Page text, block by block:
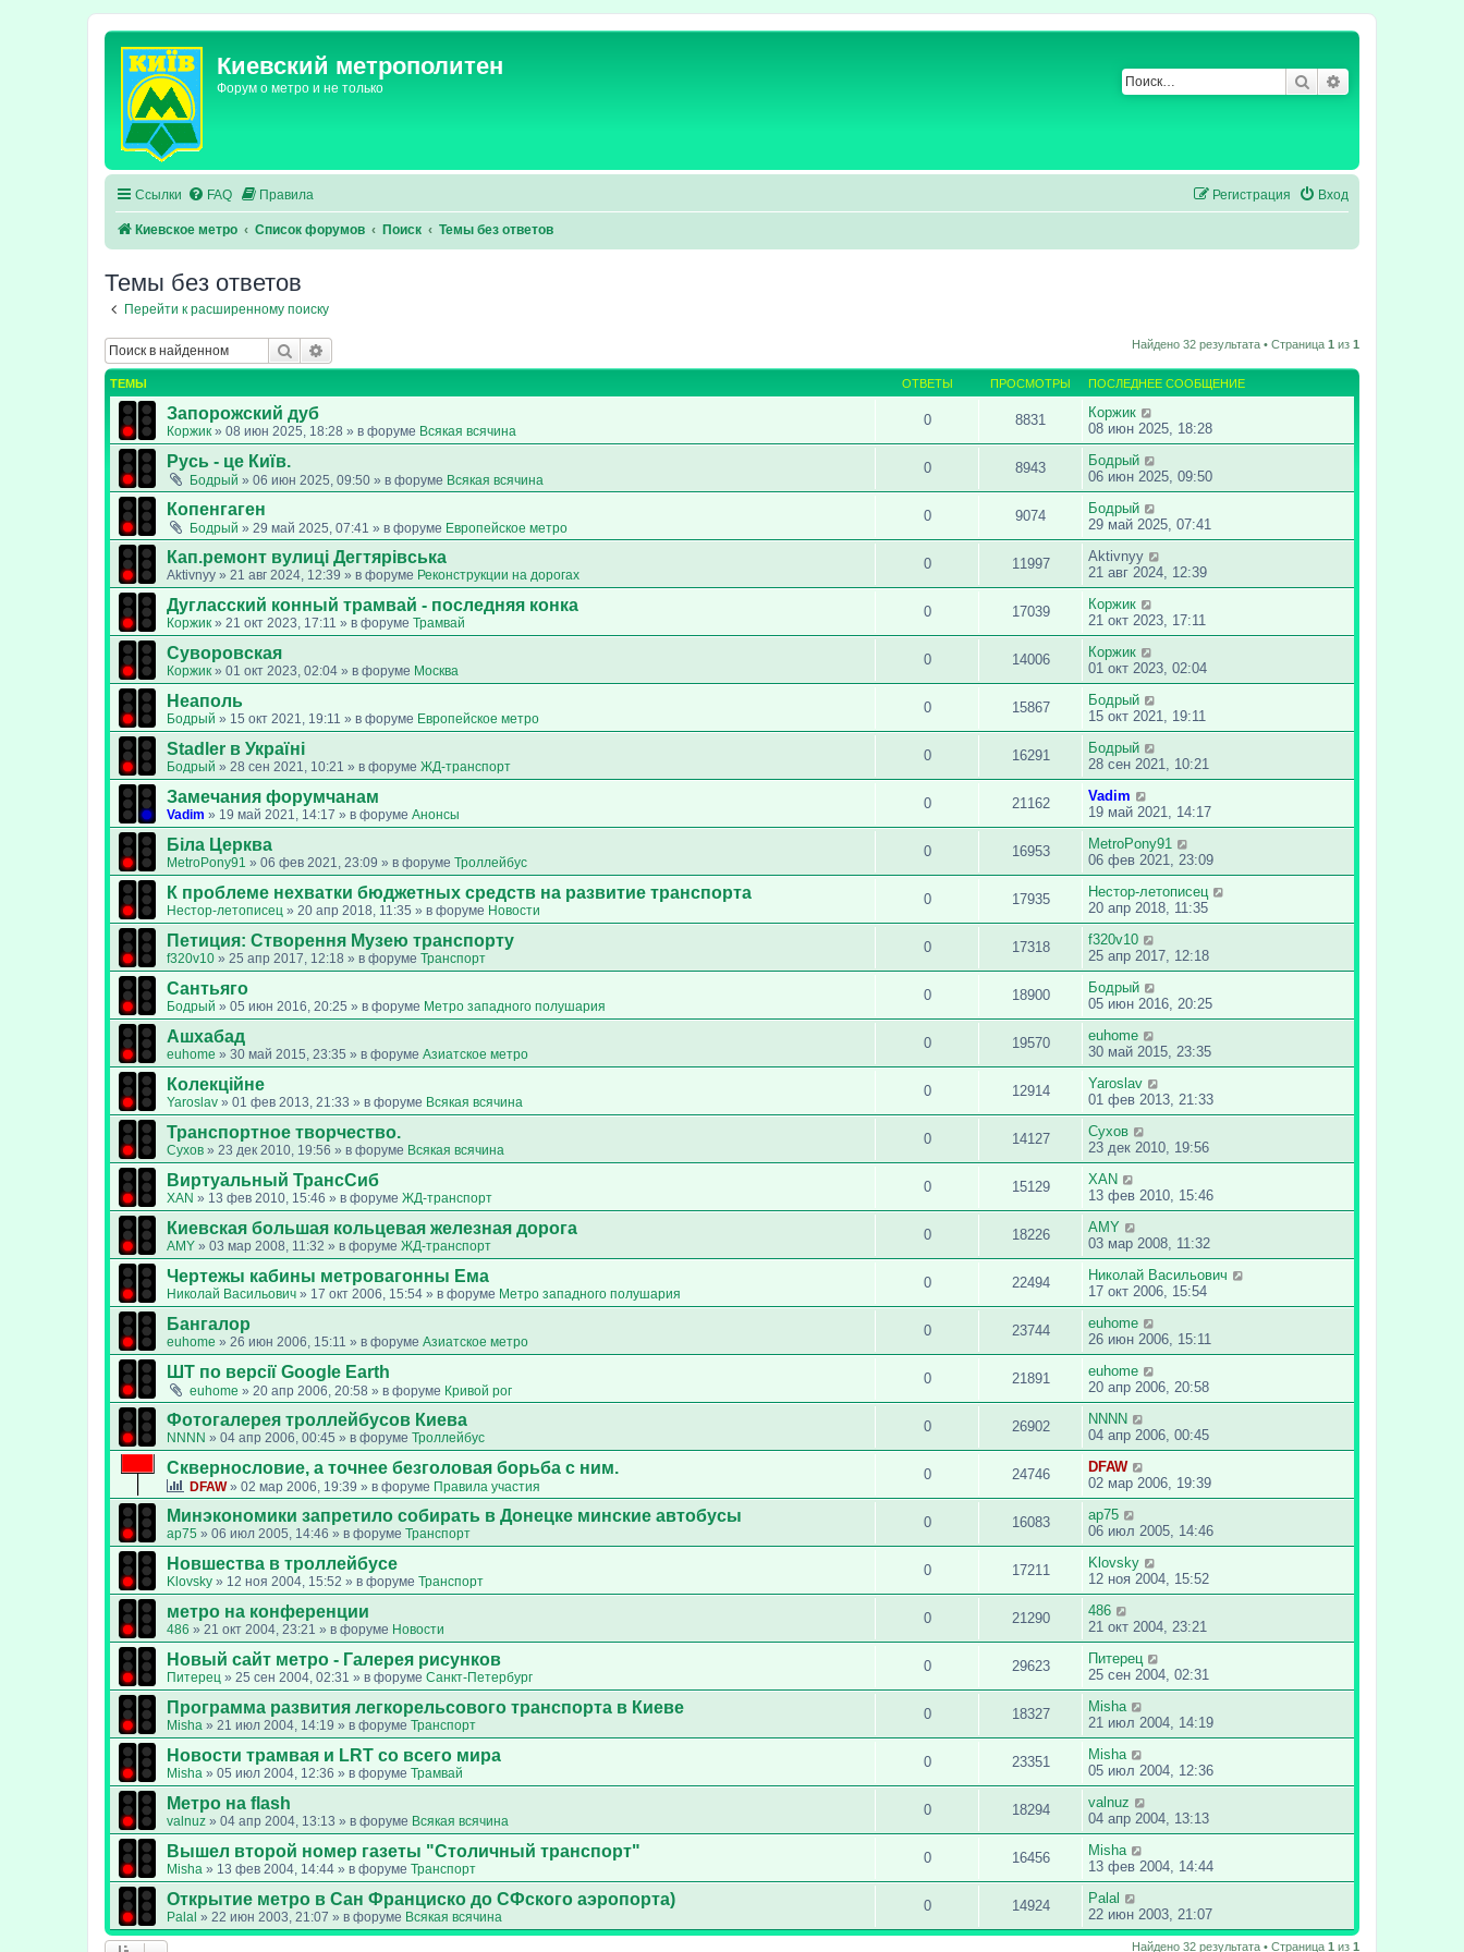
Киевский метрополитен
Форум о метро и не только Поиск
Ссылки FAQ Правила Вход
Регистрация
Киевское метро Список форумов Поиск Темы без ответов
Темы без ответов
Перейти к расширенному поиску
Поиск Найдено 32 результата • Страница 1 из 1
ТЕМЫ ОТВЕТЫ ПРОСМОТРЫ ПОСЛЕДНЕЕ СООБЩЕНИЕ
Запорожский дуб
Коржик » 08 июн 2025, 18:28 » в форуме Всякая всячина
0 8831
Коржик
08 июн 2025, 18:28
Русь - це Київ.
Бодрый » 06 июн 2025, 09:50 » в форуме Всякая всячина
0 8943
Бодрый
06 июн 2025, 09:50
Копенгаген
Бодрый » 29 май 2025, 07:41 » в форуме Европейское метро
0 9074
Бодрый
29 май 2025, 07:41
Кап.ремонт вулиці Дегтярівська
Aktivnyy » 21 авг 2024, 12:39 » в форуме Реконструкции на дорогах
0 11997
Aktivnyy
21 авг 2024, 12:39
Дугласский конный трамвай - последняя конка
Коржик » 21 окт 2023, 17:11 » в форуме Трамвай
0 17039
Коржик
21 окт 2023, 17:11
Суворовская
Коржик » 01 окт 2023, 02:04 » в форуме Москва
0 14006
Коржик
01 окт 2023, 02:04
Неаполь
Бодрый » 15 окт 2021, 19:11 » в форуме Европейское метро
0 15867
Бодрый
15 окт 2021, 19:11
Stadler в Україні
Бодрый » 28 сен 2021, 10:21 » в форуме ЖД-транспорт
0 16291
Бодрый
28 сен 2021, 10:21
Замечания форумчанам
Vadim » 19 май 2021, 14:17 » в форуме Анонсы
0 21162
Vadim
19 май 2021, 14:17
Біла Церква
MetroPony91 » 06 фев 2021, 23:09 » в форуме Троллейбус
0 16953
MetroPony91
06 фев 2021, 23:09
К проблеме нехватки бюджетных средств на развитие транспорта
Нестор-летописец » 20 апр 2018, 11:35 » в форуме Новости
0 17935
Нестор-летописец
20 апр 2018, 11:35
Петиция: Cтворення Музею транспорту
f320v10 » 25 апр 2017, 12:18 » в форуме Транспорт
0 17318
f320v10
25 апр 2017, 12:18
Сантьяго
Бодрый » 05 июн 2016, 20:25 » в форуме Метро западного полушария
0 18900
Бодрый
05 июн 2016, 20:25
Ашхабад
euhome » 30 май 2015, 23:35 » в форуме Азиатское метро
0 19570
euhome
30 май 2015, 23:35
Колекційне
Yaroslav » 01 фев 2013, 21:33 » в форуме Всякая всячина
0 12914
Yaroslav
01 фев 2013, 21:33
Транспортное творчество.
Сухов » 23 дек 2010, 19:56 » в форуме Всякая всячина
0 14127
Сухов
23 дек 2010, 19:56
Виртуальный ТрансСиб
XAN » 13 фев 2010, 15:46 » в форуме ЖД-транспорт
0 15129
XAN
13 фев 2010, 15:46
Киевская большая кольцевая железная дорога
AMY » 03 мар 2008, 11:32 » в форуме ЖД-транспорт
0 18226
AMY
03 мар 2008, 11:32
Чертежы кабины метровагонны Ема
Николай Васильович » 17 окт 2006, 15:54 » в форуме Метро западного полушария
0 22494
Николай Васильович
17 окт 2006, 15:54
Бангалор
euhome » 26 июн 2006, 15:11 » в форуме Азиатское метро
0 23744
euhome
26 июн 2006, 15:11
ШТ по версії Google Earth
euhome » 20 апр 2006, 20:58 » в форуме Кривой рог
0 21891
euhome
20 апр 2006, 20:58
Фотогалерея троллейбусов Киева
NNNN » 04 апр 2006, 00:45 » в форуме Троллейбус
0 26902
NNNN
04 апр 2006, 00:45
Сквернословие, а точнее безголовая борьба с ним.
DFAW» 02 мар 2006, 19:39 » в форуме Правила участия
0 24746
DFAW
02 мар 2006, 19:39
Минэкономики запретило собирать в Донецке минские автобусы
ap75 » 06 июл 2005, 14:46 » в форуме Транспорт
0 16083
ap75
06 июл 2005, 14:46
Новшества в троллейбусе
Klovsky » 12 ноя 2004, 15:52 » в форуме Транспорт
0 17211
Klovsky
12 ноя 2004, 15:52
метро на конференции
486 » 21 окт 2004, 23:21 » в форуме Новости
0 21290
486
21 окт 2004, 23:21
Новый сайт метро - Галерея рисунков
Питерец » 25 сен 2004, 02:31 » в форуме Санкт-Петербург
0 29623
Питерец
25 сен 2004, 02:31
Программа развития легкорельсового транспорта в Киеве
Misha » 21 июл 2004, 14:19 » в форуме Транспорт
0 18327
Misha
21 июл 2004, 14:19
Новости трамвая и LRT со всего мира
Misha » 05 июл 2004, 12:36 » в форуме Трамвай
0 23351
Misha
05 июл 2004, 12:36
Метро на flash
valnuz » 04 апр 2004, 13:13 » в форуме Всякая всячина
0 18294
valnuz
04 апр 2004, 13:13
Вышел второй номер газеты "Столичный транспорт"
Misha » 13 фев 2004, 14:44 » в форуме Транспорт
0 16456
Misha
13 фев 2004, 14:44
Открытие метро в Сан Франциско до СФского аэропорта)
Palal » 22 июн 2003, 21:07 » в форуме Всякая всячина
0 14924
Palal
22 июн 2003, 21:07
Найдено 32 результата • Страница 1 из 1